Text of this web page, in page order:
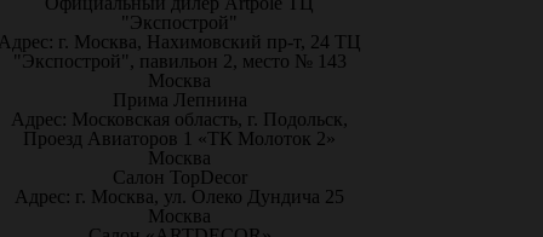
"Экспострой"
г. Москва, Нахимовский пр-т, 24 ТЦ
"Экспострой", павильон 2, место № 143
Москва
Прима Лепнина
Адрес: Московская область, г. Подольск,
Проезд Авиаторов 1 «ТК Молоток 2»
Москва
Салон TopDecor
Адрес: г. Москва, ул. Олеко Дундича 25
Москва